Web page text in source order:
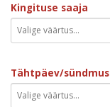
Kingituse saaja
Tähtpäev/sündmus